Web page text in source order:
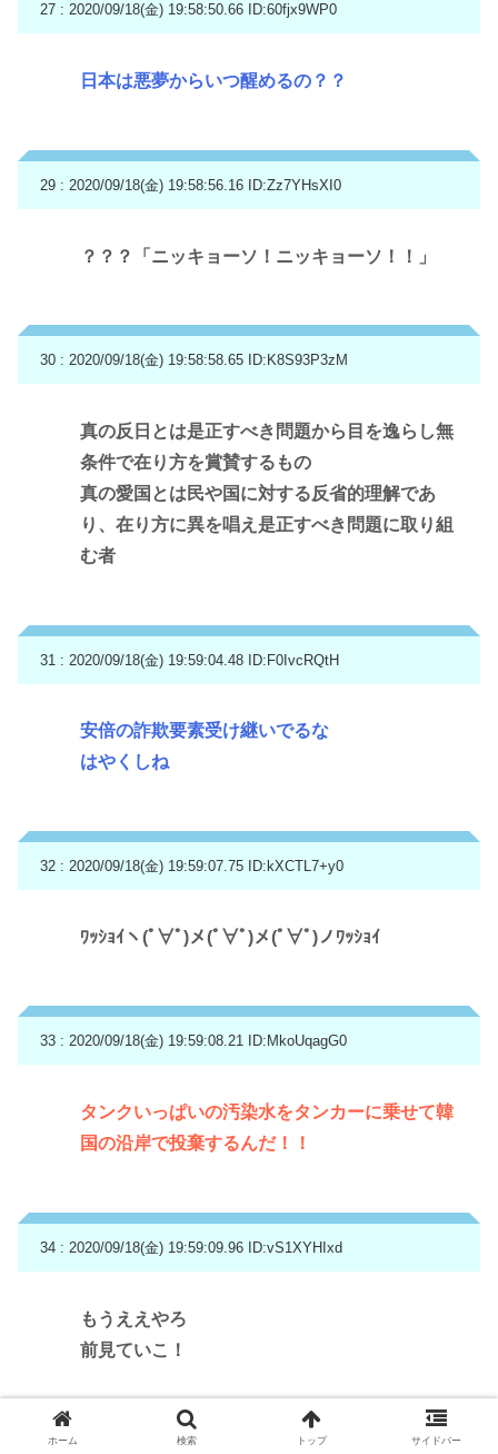
27 : 2020/09/18(金) 19:58:50.66 ID:60fjx9WP0
日本は悪夢からいつ醒めるの？？
29 : 2020/09/18(金) 19:58:56.16 ID:Zz7YHsXI0
？？？「ニッキョーソ！ニッキョーソ！！」
30 : 2020/09/18(金) 19:58:58.65 ID:K8S93P3zM
真の反日とは是正すべき問題から目を逸らし無
条件で在り方を賞賛するもの
真の愛国とは民や国に対する反省的理解であ
り、在り方に異を唱え是正すべき問題に取り組
む者
31 : 2020/09/18(金) 19:59:04.48 ID:F0IvcRQtH
安倍の詐欺要素受け継いでるな
はやくしね
32 : 2020/09/18(金) 19:59:07.75 ID:kXCTL7+y0
ﾜｯｼｮｲヽ(ﾟ∀ﾟ)メ(ﾟ∀ﾟ)メ(ﾟ∀ﾟ)ノﾜｯｼｮｲ
33 : 2020/09/18(金) 19:59:08.21 ID:MkoUqagG0
タンクいっぱいの汚染水をタンカーに乗せて韓
国の沿岸で投棄するんだ！！
34 : 2020/09/18(金) 19:59:09.96 ID:vS1XYHIxd
もうええやろ
前見ていこ！
ホーム 検索 トップ サイドバー